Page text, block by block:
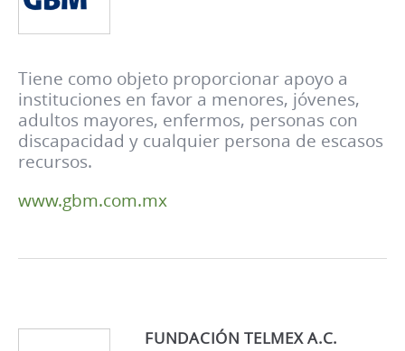
Tiene como objeto proporcionar apoyo a
instituciones en favor a menores, jóvenes,
adultos mayores, enfermos, personas con
discapacidad y cualquier persona de escasos
recursos.
www.gbm.com.mx
FUNDACIÓN TELMEX A.C.